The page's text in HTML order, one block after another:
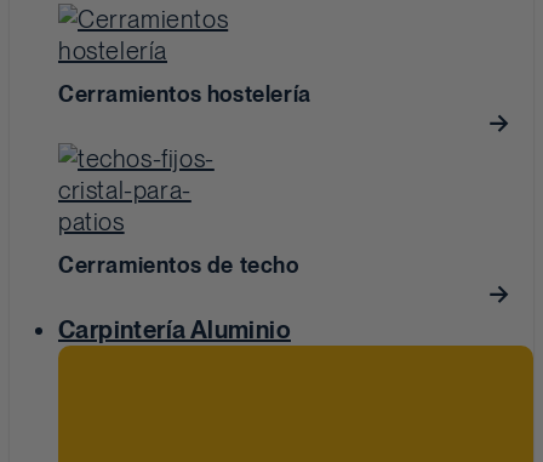
Cerramientos hostelería
Cerramientos de techo
Carpintería Aluminio